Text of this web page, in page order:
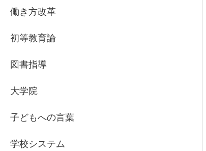
働き方改革
初等教育論
図書指導
大学院
子どもへの言葉
学校システム